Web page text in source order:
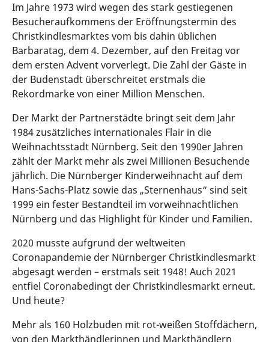
Im Jahre 1973 wird wegen des stark gestiegenen
Besucheraufkommens der Eröffnungstermin des
Christkindlesmarktes vom bis dahin üblichen
Barbaratag, dem 4. Dezember, auf den Freitag vor
dem ersten Advent vorverlegt. Die Zahl der Gäste in
der Budenstadt überschreitet erstmals die
Rekordmarke von einer Million Menschen.
Der Markt der Partnerstädte bringt seit dem Jahr
1984 zusätzliches internationales Flair in die
Weihnachtsstadt Nürnberg. Seit den 1990er Jahren
zählt der Markt mehr als zwei Millionen Besuchende
jährlich. Die Nürnberger Kinderweihnacht auf dem
Hans-Sachs-Platz sowie das „Sternenhaus“ sind seit
1999 ein fester Bestandteil im vorweihnachtlichen
Nürnberg und das Highlight für Kinder und Familien.
2020 musste aufgrund der weltweiten
Coronapandemie der Nürnberger Christkindlesmarkt
abgesagt werden – erstmals seit 1948! Auch 2021
entfiel Coronabedingt der Christkindlesmarkt erneut.
Und heute?
Mehr als 160 Holzbuden mit rot-weißen Stoffdächern,
von den Markthändlerinnen und Markthändlern